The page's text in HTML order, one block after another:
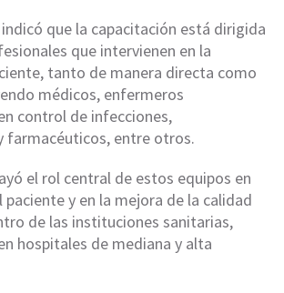
que la capacitación está dirigida
que intervienen en la
tanto de manera directa como
médicos, enfermeros
control de infecciones,
farmacéuticos, entre otros.
el rol central de estos equipos en
paciente y en la mejora de la calidad
de las instituciones sanitarias,
hospitales de mediana y alta